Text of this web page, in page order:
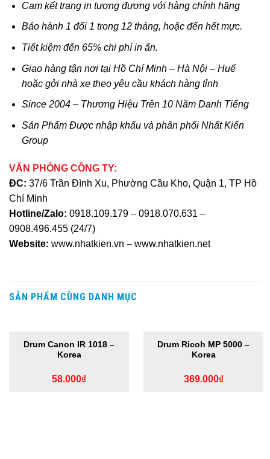
Cam kết trang in tương đương với hàng chính hãng
Bảo hành 1 đổi 1 trong 12 tháng, hoặc đến hết mực.
Tiết kiệm đến 65% chi phí in ấn.
Giao hàng tận nơi tại Hồ Chí Minh – Hà Nội – Huế
hoặc gởi nhà xe theo yêu cầu khách hàng tỉnh
Since 2004 – Thương Hiệu Trên 10 Năm Danh Tiếng
Sản Phẩm Được nhập khẩu và phân phối Nhất Kiến
Group
VĂN PHÒNG CÔNG TY:
ĐC: 37/6 Trần Đình Xu, Phường Cầu Kho, Quận 1, TP Hồ
Chí Minh
Hotline/Zalo: 0918.109.179 – 0918.070.631 –
0908.496.455 (24/7)
Website: www.nhatkien.vn – www.nhatkien.net
SẢN PHẨM CÙNG DANH MỤC
Drum Canon IR 1018 –
Korea
58.000₫
HẾT HÀNG
Drum Ricoh MP 5000 –
Korea
369.000₫